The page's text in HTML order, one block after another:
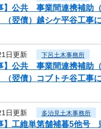
】公共 事業間連携補助
（翌債）越シケ平谷工事
日更新 下呂土木事務所
】公共 事業間連携補助
（翌債）コブトチ谷工事
日更新 多治見土木事務所
】工維単第舗補暮5他